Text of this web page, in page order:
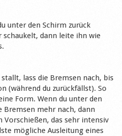
unter den Schirm zurück
dann leite ihn wie
lass die Bremsen nach, bis
(während du zurückfällst). So
Form. Wenn du unter den
Bremsen mehr nach, dann
Vorschießen, das sehr intensiv
mögliche Ausleitung eines